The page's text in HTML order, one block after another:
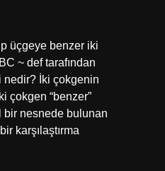
üçgeye benzer iki
~ def tarafından
nedir? İki çokgenin
çokgen “benzer”
bir nesnede bulunan
karşılaştırma